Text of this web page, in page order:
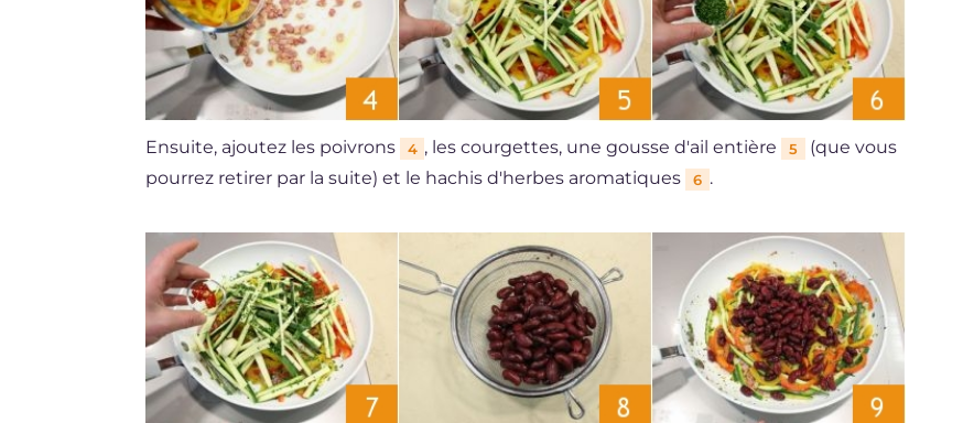
Ensuite, ajoutez les poivrons 4 , les courgettes, une gousse d'ail entière 5
(que vous
pourrez retirer par la suite) et le hachis d'herbes aromatiques
6 .